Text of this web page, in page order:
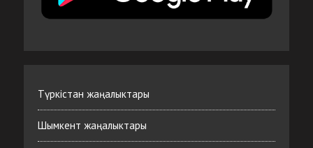
Түркістан жаңалыктары
Шымкент жаңалыктары